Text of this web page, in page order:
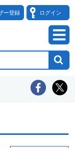
ー登録 ログイン